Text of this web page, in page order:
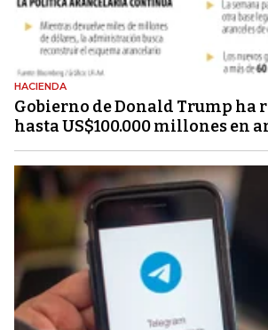
HACIENDA
Gobierno de Donald Trump ha
hasta US$100.000 millones en